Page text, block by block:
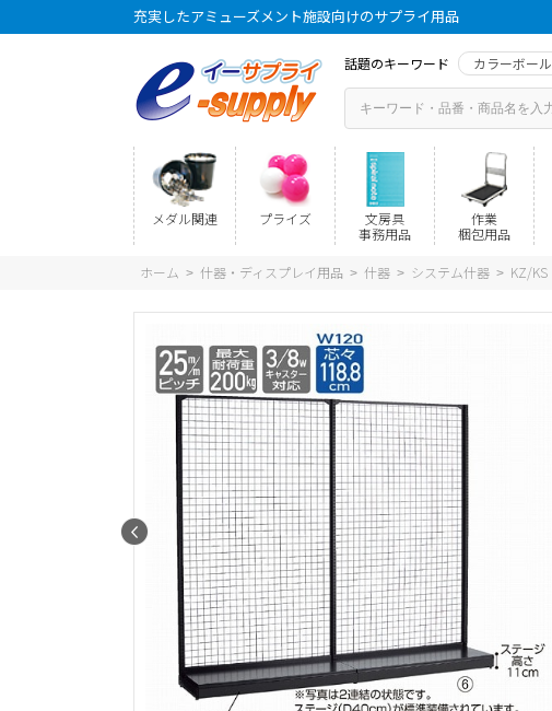
充実したアミューズメント施設向けのサプライ用品
話題のキーワード カラーボール
メダル関連 プライズ
文房具
事務用品
作業
梱包用品
ホーム > 什器・ディスプレイ用品 > 什器 > システム什器 > KZ/KS